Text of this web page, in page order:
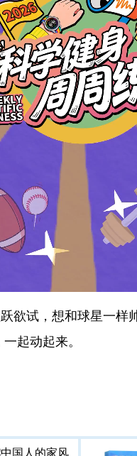
欲试，想和球星一
起动起来。